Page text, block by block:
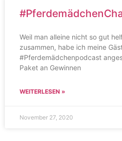
Weil man alleine nicht so gut
zusammen, habe ich meine
#Pferdemädchenpodcast
Paket an Gewinnen
WEITERLESEN »
November 27, 2020